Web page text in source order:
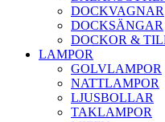
DOCKVAGNAR
DOCKSÄNGAR
DOCKOR &
LAMPOR
GOLVLAMPOR
NATTLAMPOR
LJUSBOLLAR
TAKLAMPOR